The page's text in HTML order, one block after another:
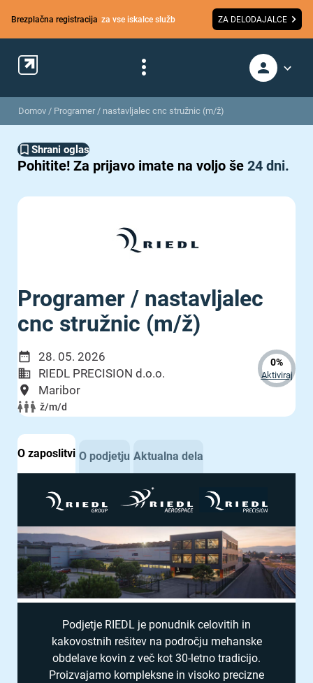
Brezplačna registracija za vse iskalce služb ZA DELODAJALCE
Domov / Programer / nastavljalec cnc stružnic (m/ž)
Shrani oglas
Pohitite! Za prijavo imate na voljo še 24 dni.
Programer / nastavljalec
cnc stružnic (m/ž)
28. 05. 2026
RIEDL PRECISION d.o.o.
Maribor
ž/m/d
0%
Aktiviraj
O zaposlitvi O podjetju Aktualna dela
Podjetje RIEDL je ponudnik celovitih in
kakovostnih rešitev na področju mehanske
obdelave kovin z več kot 30-letno tradicijo.
Proizvajamo kompleksne in visoko precizne